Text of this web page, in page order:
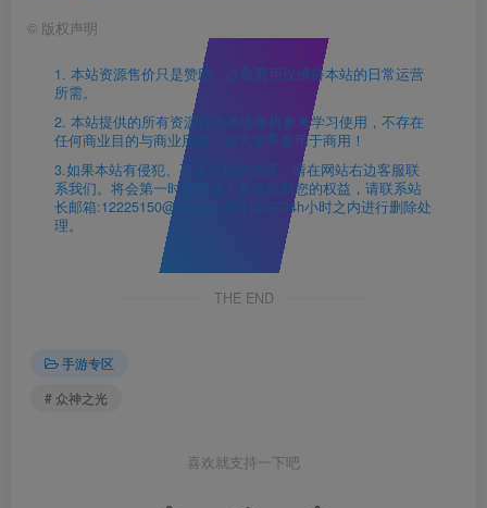
© 版权声明
1. 本站资源售价只是赞助，收取费用仅维持本站的日常运营
所需。
2. 本站提供的所有资源仅供本地单机参考学习使用，不存在
任何商业目的与商业用途，请大家不要用于商用！
3.如果本站有侵犯、不妥之处的资源，请在网站右边客服联
系我们。将会第一时间解决！若侵犯到您的权益，请联系站
长邮箱:12225150@qq.com 我们会在24h小时之内进行删除处
理。
THE END
手游专区
# 众神之光
喜欢就支持一下吧